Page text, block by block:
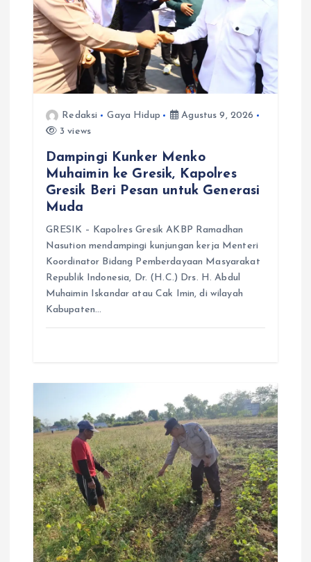
Redaksi Gaya Hidup
Agustus 9, 2026
3 views
Dampingi Kunker Menko
Muhaimin ke Gresik, Kapolres
Gresik Beri Pesan untuk Generasi
Muda
GRESIK – Kapolres Gresik AKBP Ramadhan
Nasution mendampingi kunjungan kerja Menteri
Koordinator Bidang Pemberdayaan Masyarakat
Republik Indonesia, Dr. (H.C.) Drs. H. Abdul
Muhaimin Iskandar atau Cak Imin, di wilayah
Kabupaten…